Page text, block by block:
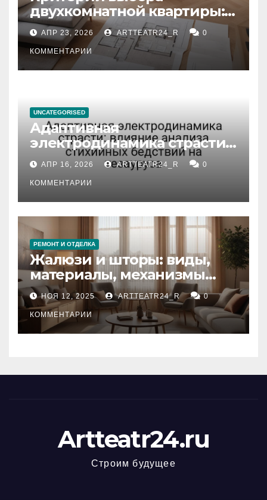
двухкомнатной квартиры:
планировка, площадь,
состояние и документация
АПР 23, 2026 ARTTEATR24_R 0
КОММЕНТАРИИ
UNCATEGORISED
Адаптивная
электродинамика страсти:
влияние анализа
стихийных бедствий на
тезауруса
АПР 16, 2026 ARTTEATR24_R 0
КОММЕНТАРИИ
РЕМОНТ И ОТДЕЛКА
Жалюзи и шторы: виды,
материалы, механизмы
управления и уход
НОЯ 12, 2025 ARTTEATR24_R 0
КОММЕНТАРИИ
Artteatr24.ru
Строим будущее